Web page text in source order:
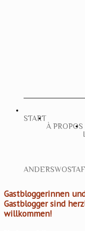
START
À PROPOS
ANDERSWO
Gastbloggerinnen
Gastblogger sind
willkommen!